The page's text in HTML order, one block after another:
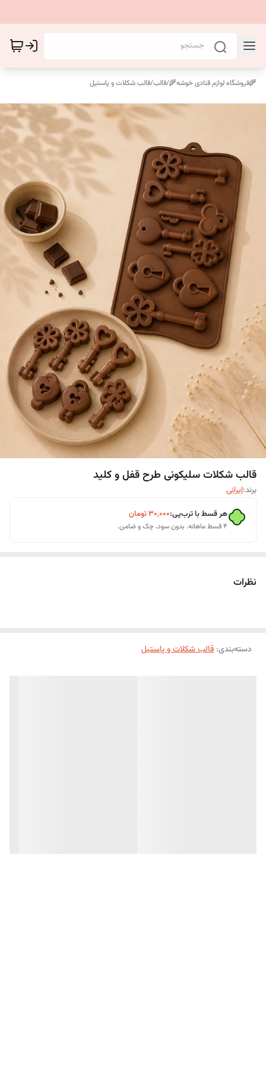
🌾فروشگاه لوازم قنادی خوشه🌾/قالب/قالب شکلات و پاستیل
قالب شکلات سلیکونی طرح قفل و کلید
برند:ایرانی
هر قسط با ترب‌پی:۳۰٬۰۰۰تومان
۴ قسط ماهانه. بدون سود، چک و ضامن.
نظرات
دسته‌بندی: قالب شکلات و پاستیل